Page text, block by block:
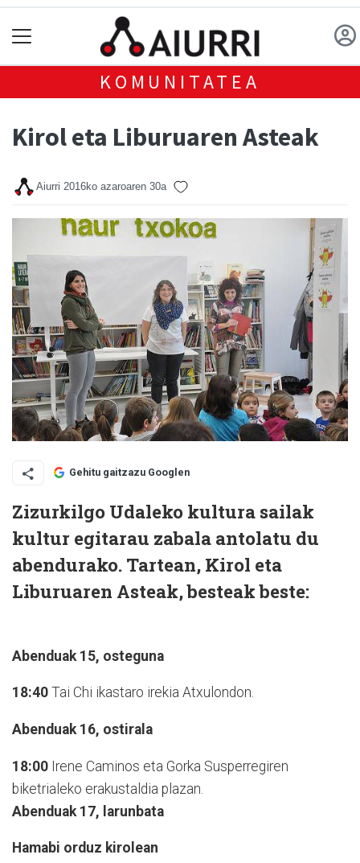
KOMUNITATEA
Kirol eta Liburuaren Asteak
Aiurri 2016ko azaroaren 30a
Gehitu gaitzazu Googlen
Zizurkilgo Udaleko kultura sailak
kultur egitarau zabala antolatu du
abendurako. Tartean, Kirol eta
Liburuaren Asteak, besteak beste:
Abenduak 15, osteguna
18:40 Tai Chi ikastaro irekia Atxulondon.
Abenduak 16, ostirala
18:00 Irene Caminos eta Gorka Susperregiren
biketrialeko erakustaldia plazan.
Abenduak 17, larunbata
Hamabi orduz kirolean